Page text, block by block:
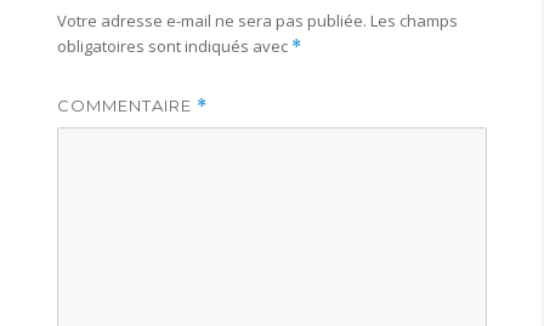
Votre adresse e-mail ne sera pas publiée. Les champs
obligatoires sont indiqués avec *
COMMENTAIRE *